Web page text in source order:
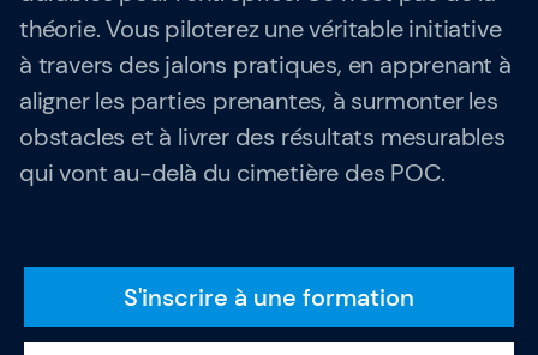
concrets, nous aidons les équipes à être meilleures
qu’hier.
Devise: EUR (€)
Changer de langue
théorie. Vous piloterez une véritable initiative
à travers des jalons pratiques, en apprenant à
aligner les parties prenantes, à surmonter les
obstacles et à livrer des résultats mesurables
qui vont au-delà du cimetière des POC.
S'inscrire à une formation